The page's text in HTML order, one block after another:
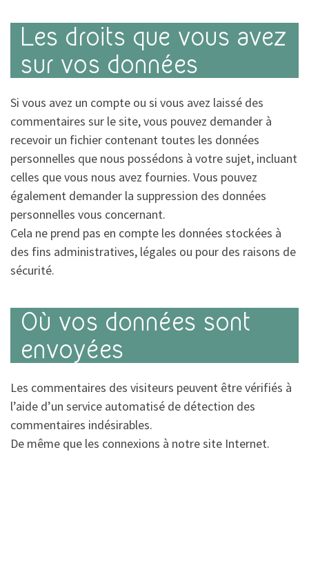
Les droits que vous avez
sur vos données
Si vous avez un compte ou si vous avez laissé des
commentaires sur le site, vous pouvez demander à
recevoir un fichier contenant toutes les données
personnelles que nous possédons à votre sujet, incluant
celles que vous nous avez fournies. Vous pouvez
également demander la suppression des données
personnelles vous concernant.
Cela ne prend pas en compte les données stockées à
des fins administratives, légales ou pour des raisons de
sécurité.
Où vos données sont
envoyées
Les commentaires des visiteurs peuvent être vérifiés à
l’aide d’un service automatisé de détection des
commentaires indésirables.
De même que les connexions à notre site Internet.